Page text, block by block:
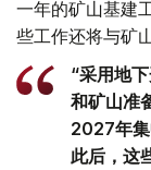
一年的矿山基建
些工作还将与矿
“采用地
和矿山准
2027年集
此后，这